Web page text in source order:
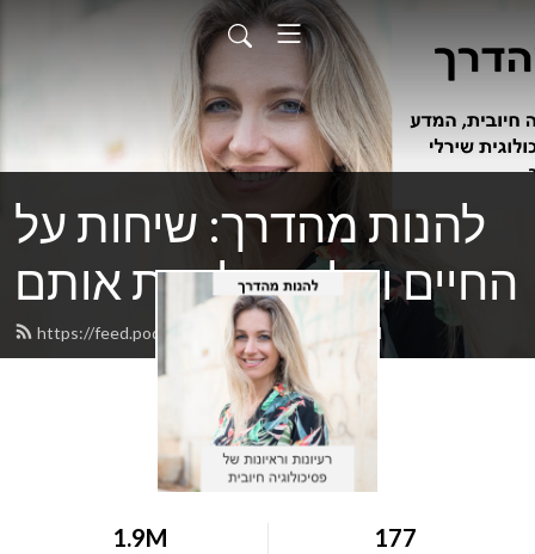
להנות מהדרך: שיחות על
החיים ועל איך לחיות אותם
https://feed.podbean.com/shirleyyair/feed.xml
1.9M 177